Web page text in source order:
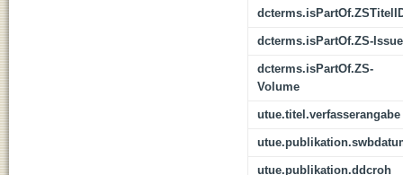
dcterms.isPartOf.ZS-Issue
dcterms.isPartOf.ZS-
Volume
utue.titel.verfasserangabe
utue.publikation.ddcroh